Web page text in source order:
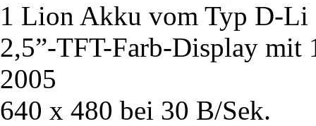
1 Lion Akku vom Typ D-Li
2,5”-TFT-Farb-Display mit
2005
640 x 480 bei 30 B/Sek.